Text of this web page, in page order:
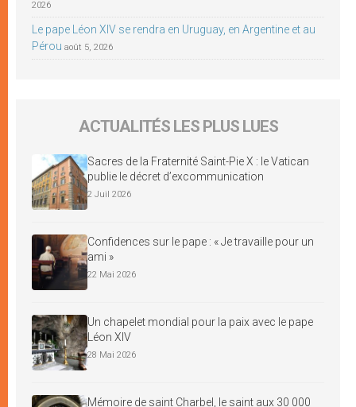
2026
Le pape Léon XIV se rendra en Uruguay, en Argentine et au
Pérou août 5, 2026
ACTUALITÉS LES PLUS LUES
Sacres de la Fraternité Saint-Pie X : le Vatican
publie le décret d’excommunication
2 Juil 2026
Confidences sur le pape : « Je travaille pour un
ami »
22 Mai 2026
Un chapelet mondial pour la paix avec le pape
Léon XIV
28 Mai 2026
Mémoire de saint Charbel, le saint aux 30 000